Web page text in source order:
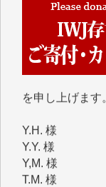
■2026年7月、
を申し上げます
Y.H. 様
Y.Y. 様
T.M. 様
マツモト ヤスア
マシオン 恵美香
岩井 祐子 様